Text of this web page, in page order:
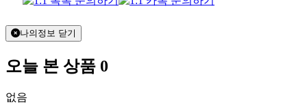
나의정보 닫기
오늘 본 상품 0
없음